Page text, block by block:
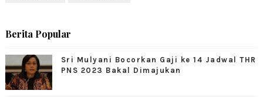
Berita Popular
Sri Mulyani Bocorkan Gaji ke 14 Jadwal THR
PNS 2023 Bakal Dimajukan